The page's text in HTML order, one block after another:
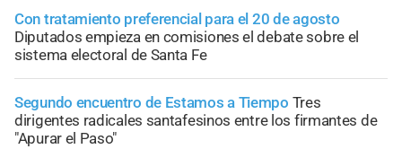
Con tratamiento preferencial para el 20 de agosto
Diputados empieza en comisiones el debate sobre el
sistema electoral de Santa Fe
Segundo encuentro de Estamos a Tiempo Tres
dirigentes radicales santafesinos entre los firmantes de
"Apurar el Paso"